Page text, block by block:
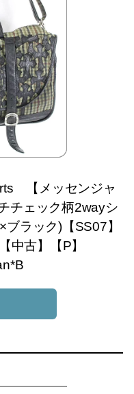
【メッセンジャ
チェック柄2wayシ
ラック)【SS07】
中古】【P】